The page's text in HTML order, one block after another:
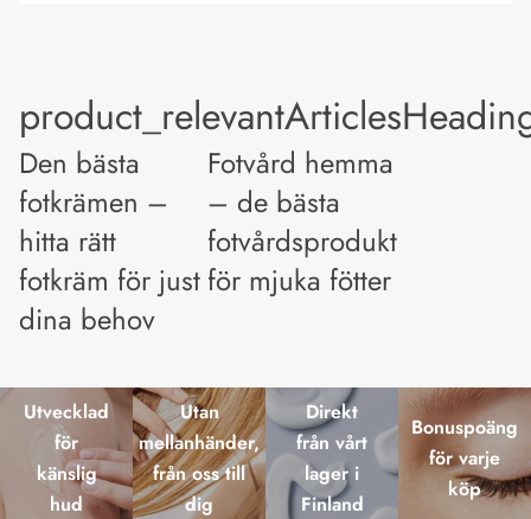
Den bästa
fotkrämen –
hitta rätt
fotkräm för just
dina behov
Fotvård hemma
– de bästa
fotvårdsprodukterna
för mjuka fötter
Utvecklad
för
känslig
hud
Utan
mellanhänder,
från oss till
dig
Direkt
från vårt
lager i
Finland
Bonuspoäng
för varje
köp